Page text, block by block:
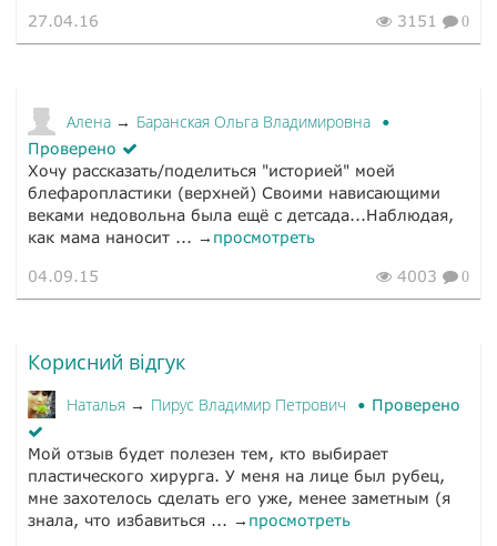
27.04.16 3151 0
Алена → Баранская Ольга Владимировна
Проверено
Хочу рассказать/поделиться "историей" моей
блефаропластики (верхней) Своими нависающими
веками недовольна была ещё с детсада...Наблюдая,
как мама наносит ... → просмотреть
04.09.15 4003 0
Корисний відгук
Наталья → Пирус Владимир Петрович Проверено
Мой отзыв будет полезен тем, кто выбирает
пластического хирурга. У меня на лице был рубец,
мне захотелось сделать его уже, менее заметным (я
знала, что избавиться ... → просмотреть